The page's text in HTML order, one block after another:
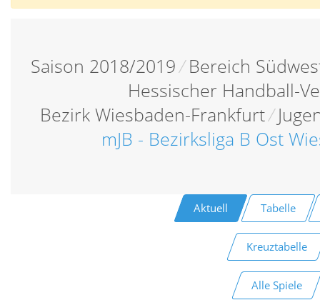
Saison 2018/2019/ Bereich
Hessischer Handball-
Bezirk Wiesbaden-Frankfurt/
mJB - Bezirksliga B Ost
Aktuell Tabelle
Kreuztabelle
Alle Spiele